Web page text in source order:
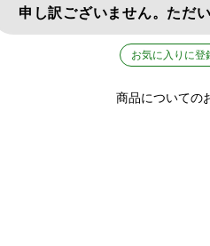
申し訳ございません。ただ
お気に入りに登
商品についての